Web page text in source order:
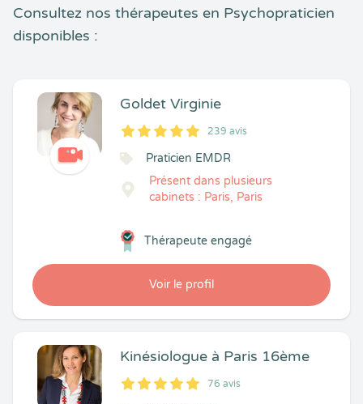
Consultez nos thérapeutes en Psychopraticien
disponibles :
Goldet Virginie
5
1
5
239 239 avis
Praticien EMDR
Présent dans plusieurs
cabinets : Paris, Paris
Voir le profil
Thérapeute engagé
Kinésiologue à Paris 16ème
5
1
5
76 76 avis